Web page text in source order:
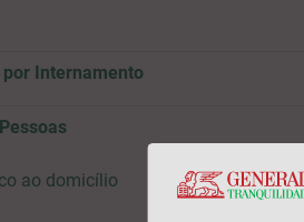
Internamento
ao domicílio